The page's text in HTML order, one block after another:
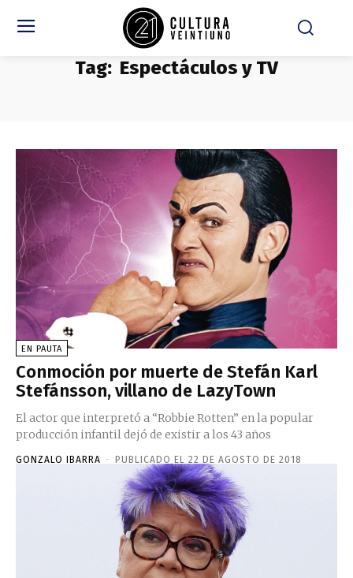
Tag: Espectáculos y TV
EN PAUTA
Conmoción por muerte de Stefán Karl
Stefánsson, villano de LazyTown
El actor que interpretó a “Robbie Rotten” en la popular
producción infantil dejó de existir a los 43 años
GONZALO IBARRA - PUBLICADO EL 22 DE AGOSTO DE 2018